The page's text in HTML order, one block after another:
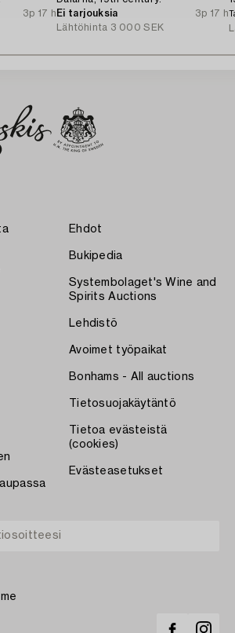
3p 17 h Ei tarjouksia
3p 17 h
Lähtöhinta 3 000 SEK
Ehdot
Bukipedia
Systembolaget's Wine and
Spirits Auctions
Lehdistö
Avoimet työpaikat
Bonhams - All auctions
Tietosuojakäytäntö
Tietoa evästeistä
(cookies)
Evästeasetukset